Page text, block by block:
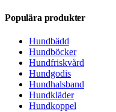
Populära produkter
Hundbädd
Hundböcker
Hundfriskvård
Hundgodis
Hundhalsband
Hundkläder
Hundkoppel